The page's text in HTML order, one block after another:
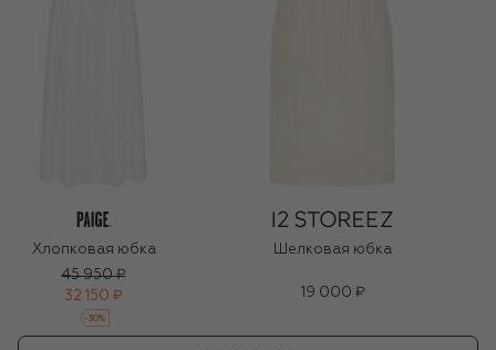
Хлопковая юбка
45 950 ₽
32 150 ₽
-30%
Шелковая юбка
19 000 ₽